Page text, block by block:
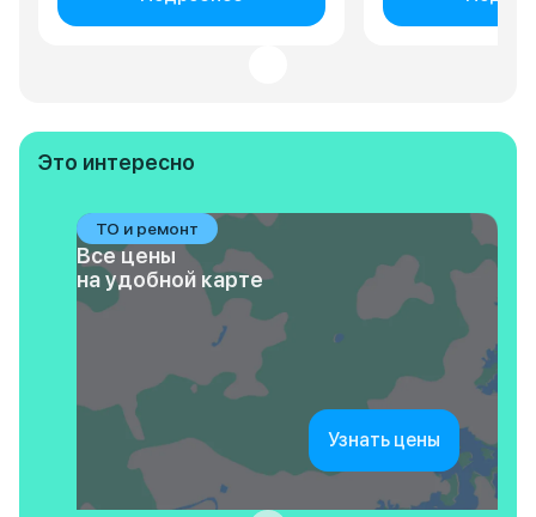
Это интересно
ТО и ремонт
Все цены
на удобной карте
Узнать цены